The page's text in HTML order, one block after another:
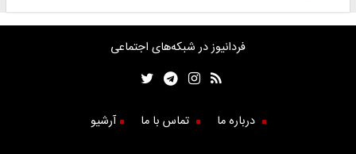
فردانیوز در شبکه‌های اجتماعی
درباره ما تماس با ما آرشیو